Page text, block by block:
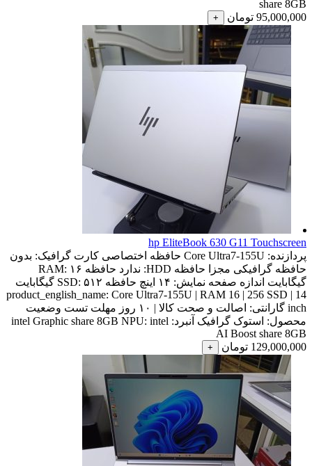
share 8GB
95,000,000 تومان +
hp EliteBook 630 G11 Touchscreen
پردازنده: Core Ultra7-155U حافظه اختصاصی کارت گرافیک: بدون
حافظه گرافیکی مجزا
حافظه HDD: ندارد حافظه RAM: ۱۶
گیگابایت اندازه صفحه نمایش: ۱۴ اینچ حافظه SSD: ۵۱۲ گیگابایت
product_english_name: Core Ultra7-155U | RAM 16 | 256 SSD | 14
inch گارانتی: اصالت و صحت کالا | ۱۰ روز مهلت تست
وضعیت
محصول: استوک گرافیک آنبرد: intel Graphic share 8GB NPU: intel
AI Boost share 8GB
129,000,000 تومان +